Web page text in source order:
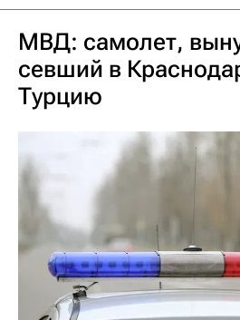
МВД: самолет,
севший в
Турцию